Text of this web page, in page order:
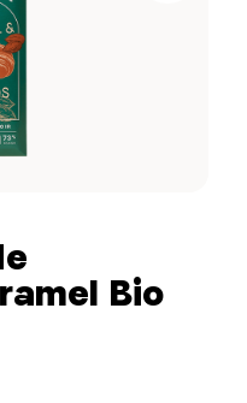
Bio